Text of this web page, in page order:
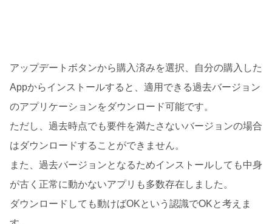
アップデートボタンから購入済みを選択、自分の購入した
Appからインストールすると、適用できる過去バージョン
のアプリケーションをダウンロード可能です。
ただし、過去時点でも要件を満たさないバージョンの場合
はダウンロードすることができません。
また、過去バージョンとなるためインストールしても中身
が古く正常に動かないアプリも多数存在しました。
ダウンロードしても動けばOKという認識でOKと考えま